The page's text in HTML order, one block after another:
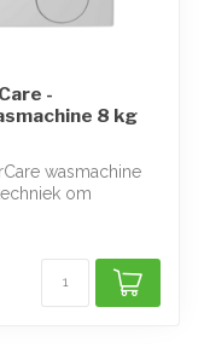
-
8 kg
wasmachine
om